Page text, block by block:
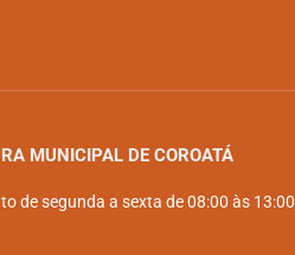
MUNICIPAL DE COROATÁ
de segunda a sexta de 08:00 às 13:00